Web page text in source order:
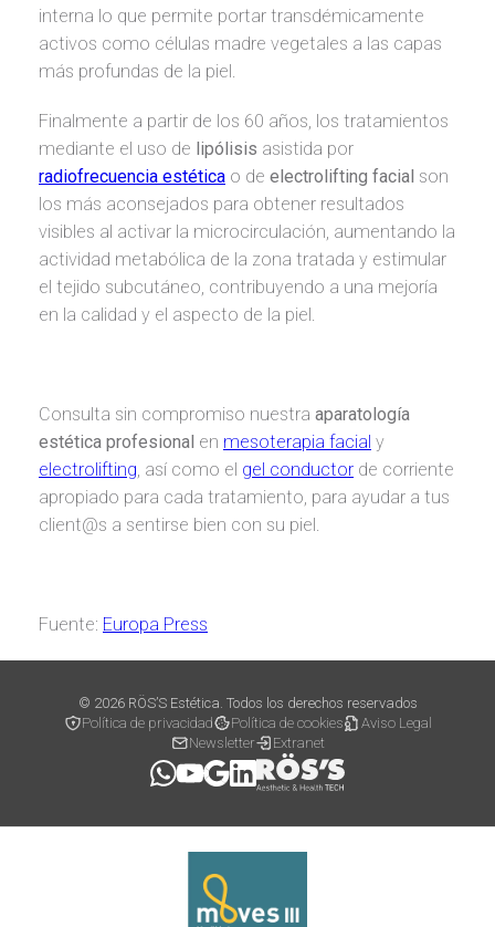
interna lo que permite portar transdémicamente
activos como células madre vegetales a las capas
más profundas de la piel.
Finalmente a partir de los 60 años, los tratamientos
mediante el uso de lipólisis asistida por
radiofrecuencia estética o de electrolifting facial son
los más aconsejados para obtener resultados
visibles al activar la microcirculación, aumentando la
actividad metabólica de la zona tratada y estimular
el tejido subcutáneo, contribuyendo a una mejoría
en la calidad y el aspecto de la piel.
Consulta sin compromiso nuestra aparatología
estética profesional en mesoterapia facial y
electrolifting, así como el gel conductor de corriente
apropiado para cada tratamiento, para ayudar a tus
client@s a sentirse bien con su piel.
Fuente: Europa Press
© 2026 RÖS’S Estética. Todos los derechos reservados
Política de privacidad
Política de cookies
Aviso Legal
Newsletter
Extranet